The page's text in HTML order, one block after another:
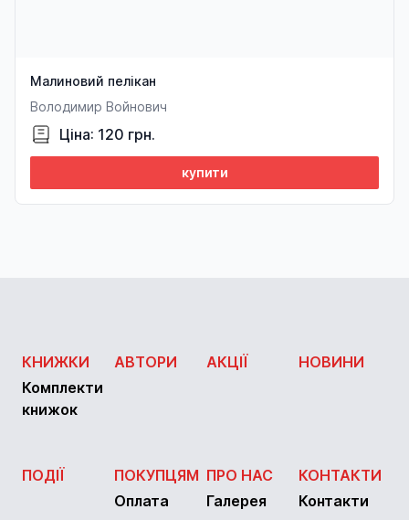
Малиновий пелікан
Володимир Войнович
Ціна: 120 грн.
купити
КНИЖКИ
Комплекти
книжок
АВТОРИ АКЦІЇ НОВИНИ
ПОДІЇ
ПОКУПЦЯМ
Оплата
ПРО НАС
Галерея
КОНТАКТИ
Контакти